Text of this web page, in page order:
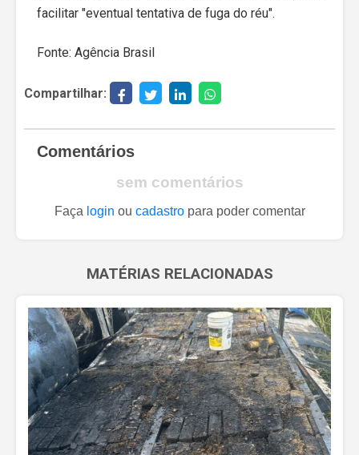
facilitar "eventual tentativa de fuga do réu".
Fonte: Agência Brasil
Compartilhar:
Comentários
sem comentários
Faça login ou cadastropara poder comentar
MATÉRIAS RELACIONADAS